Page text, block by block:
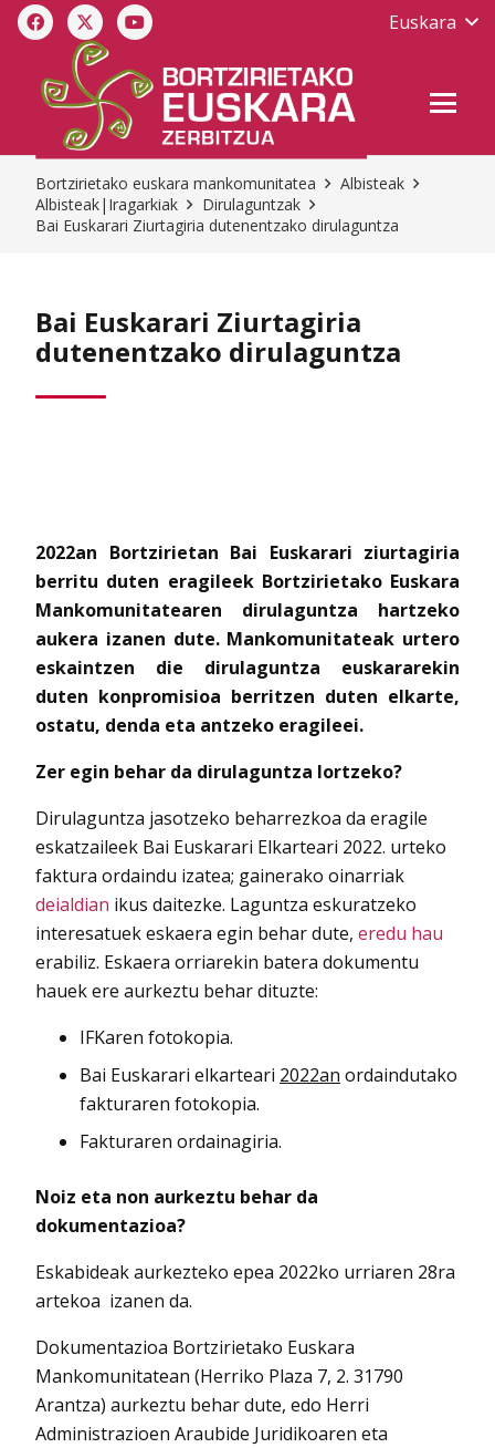
Euskara
Bortzirietako euskara mankomunitatea
Albisteak
Albisteak|Iragarkiak
Dirulaguntzak
Bai Euskarari Ziurtagiria dutenentzako dirulaguntza
Bai Euskarari Ziurtagiria
dutenentzako dirulaguntza
2022an Bortzirietan Bai Euskarari ziurtagiria
berritu duten eragileek Bortzirietako Euskara
Mankomunitatearen dirulaguntza hartzeko
aukera izanen dute. Mankomunitateak urtero
eskaintzen die dirulaguntza euskararekin
duten konpromisioa berritzen duten elkarte,
ostatu, denda eta antzeko eragileei.
Zer egin behar da dirulaguntza lortzeko?
Dirulaguntza jasotzeko beharrezkoa da eragile
eskatzaileek Bai Euskarari Elkarteari 2022. urteko
faktura ordaindu izatea; gainerako oinarriak
deialdian ikus daitezke. Laguntza eskuratzeko
interesatuek eskaera egin behar dute, eredu hau
erabiliz. Eskaera orriarekin batera dokumentu
hauek ere aurkeztu behar dituzte:
IFKaren fotokopia.
Bai Euskarari elkarteari 2022an ordaindutako
fakturaren fotokopia.
Fakturaren ordainagiria.
Noiz eta non aurkeztu behar da
dokumentazioa?
Eskabideak aurkezteko epea 2022ko urriaren 28ra
artekoa izanen da.
Dokumentazioa Bortzirietako Euskara
Mankomunitatean (Herriko Plaza 7, 2. 31790
Arantza) aurkeztu behar dute, edo Herri
Administrazioen Araubide Juridikoaren eta